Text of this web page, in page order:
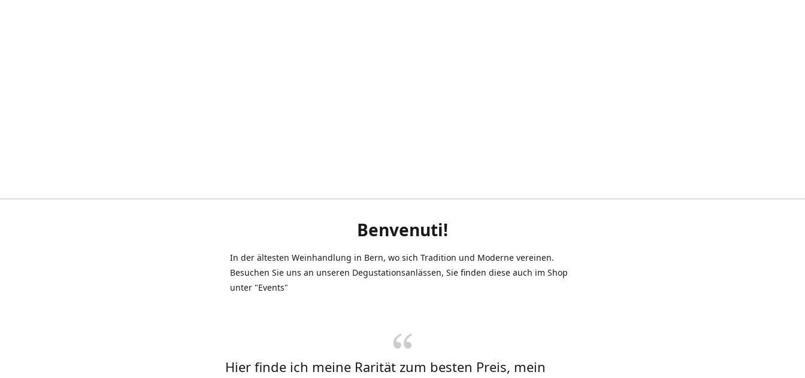
Benvenuti!
In der ältesten Weinhandlung in Bern, wo sich Tradition und Moderne vereinen.
Besuchen Sie uns an unseren Degustationsanlässen, Sie finden diese auch im Shop
unter "Events"
Hier finde ich meine Rarität zum besten Preis, mein